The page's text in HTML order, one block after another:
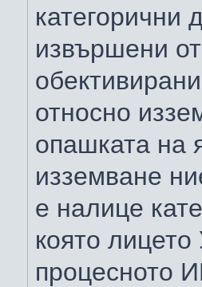
категорични
извършени
относно
опашката на
изземване
е налице
която
процесното